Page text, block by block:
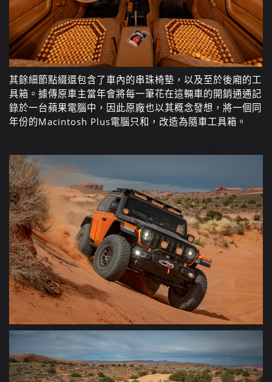
其餘細節點綴還包含了車內的串珠椅墊，以及至於後廂的工
具箱。據傳原車主當年會將每一筆花在這輛車的開銷通通記
錄於一台蘋果電腦中，因此原廠也以其概念發想，將一個同
年份的Macintosh Plus電腦只和，改造為隨車工具箱。